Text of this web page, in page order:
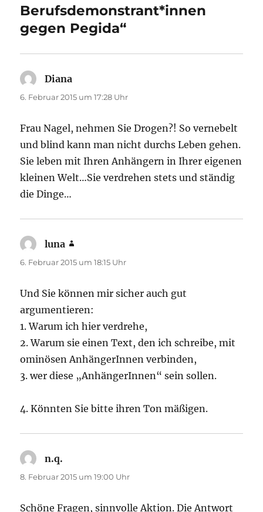
Berufsdemonstrant*innen
gegen Pegida“
Diana
6. Februar 2015 um 17:28 Uhr
Frau Nagel, nehmen Sie Drogen?! So vernebelt
und blind kann man nicht durchs Leben gehen.
Sie leben mit Ihren Anhängern in Ihrer eigenen
kleinen Welt…Sie verdrehen stets und ständig
die Dinge…
luna
6. Februar 2015 um 18:15 Uhr
Und Sie können mir sicher auch gut
argumentieren:
1. Warum ich hier verdrehe,
2. Warum sie einen Text, den ich schreibe, mit
ominösen AnhängerInnen verbinden,
3. wer diese „AnhängerInnen“ sein sollen.
4. Könnten Sie bitte ihren Ton mäßigen.
n.q.
8. Februar 2015 um 19:00 Uhr
Schöne Fragen, sinnvolle Aktion. Die Antwort